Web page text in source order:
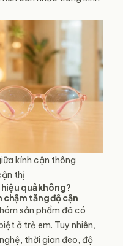
kính cận thông
thị
quả không?
chậm tăng độ cận
sản phẩm đã có
ở trẻ em. Tuy nhiên,
thời gian đeo, độ